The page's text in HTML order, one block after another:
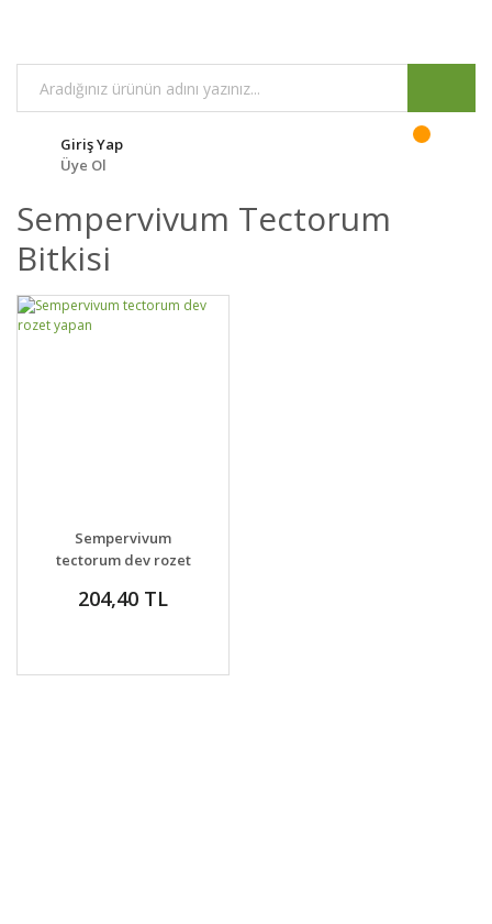
Giriş Yap
Üye Ol
Sempervivum Tectorum
Bitkisi
DETAYLAR
VER
Sempervivum
tectorum dev rozet
204,40 TL